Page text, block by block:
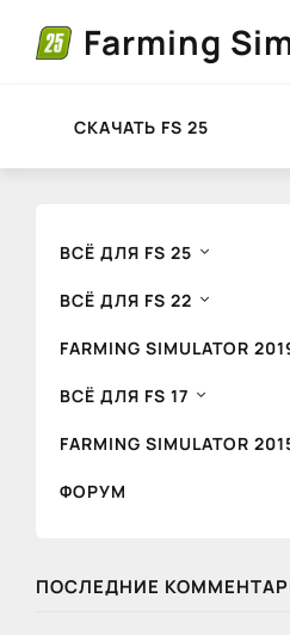
Farming
СКАЧАТЬ FS 25
ВСЁ ДЛЯ FS 25
ВСЁ ДЛЯ FS 22
FARMING SIMULATOR
ВСЁ ДЛЯ FS 17
FARMING SIMULATOR
ФОРУМ
ПОСЛЕДНИЕ